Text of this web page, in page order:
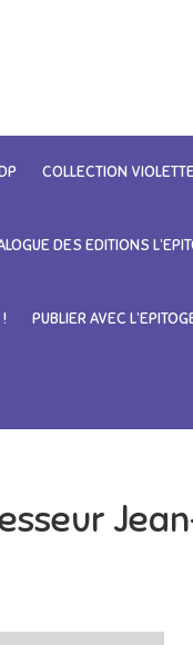
COLLECTION
DES EDITIONS
PUBLIER AVEC